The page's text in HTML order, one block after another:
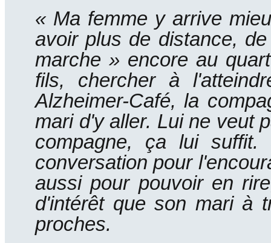
« Ma femme y arrive
avoir plus de distance,
marche » encore au
fils, chercher à
Alzheimer-Café, la
mari d'y aller. Lui ne veut
compagne, ça lui suffit.
conversation pour
aussi pour pouvoir en
d'intérêt que son mari à
proches.